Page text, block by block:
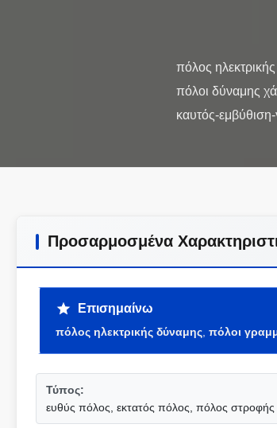
πόλος
πόλοι δύναμης
Προσαρμοσμένα
Επισημαίνω
πόλος ηλεκτρικής δύναμης πόλοι
Τύπος:
ευθύς πόλος, εκτατός πόλος, πόλος στροφής